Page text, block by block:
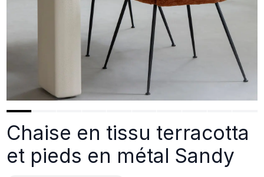
Chaise en tissu terracotta
et pieds en métal Sandy